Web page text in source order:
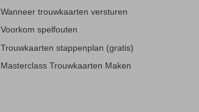
Wanneer trouwkaarten versturen
Voorkom spelfouten
Trouwkaarten stappenplan (gratis)
Masterclass Trouwkaarten Maken